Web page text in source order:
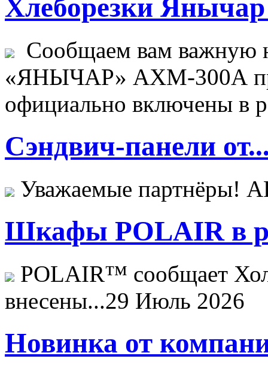
Хлеборезки Янычар
Сообщаем вам важную
«ЯНЫЧАР» АХМ-300А
официально включены в
Сэндвич-панели
Уважаемые
Шкафы POLAIR в
POLAIR™ сообщает
внесены...29 Июль 2026
Новинка от